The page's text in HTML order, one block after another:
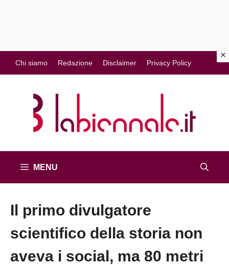
al
contenuto
Chi siamo Redazione Disclaimer Privacy Policy
MENU
Il primo divulgatore
scientifico della storia non
aveva i social, ma 80 metri